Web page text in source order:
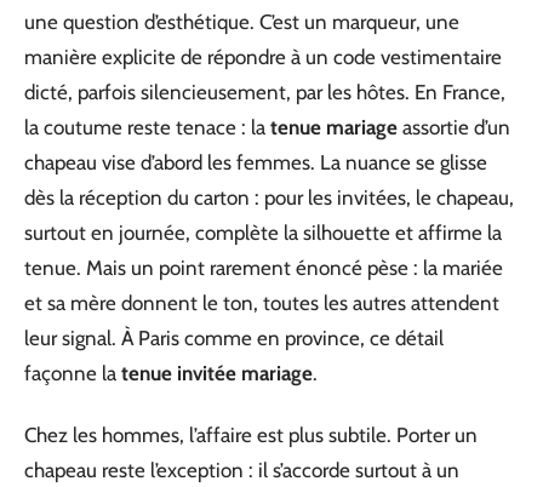
une question d’esthétique. C’est un marqueur, une
manière explicite de répondre à un code vestimentaire
dicté, parfois silencieusement, par les hôtes. En France,
la coutume reste tenace : la tenue mariage assortie d’un
chapeau vise d’abord les femmes. La nuance se glisse
dès la réception du carton : pour les invitées, le chapeau,
surtout en journée, complète la silhouette et affirme la
tenue. Mais un point rarement énoncé pèse : la mariée
et sa mère donnent le ton, toutes les autres attendent
leur signal. À Paris comme en province, ce détail
façonne la tenue invitée mariage.
Chez les hommes, l’affaire est plus subtile. Porter un
chapeau reste l’exception : il s’accorde surtout à un